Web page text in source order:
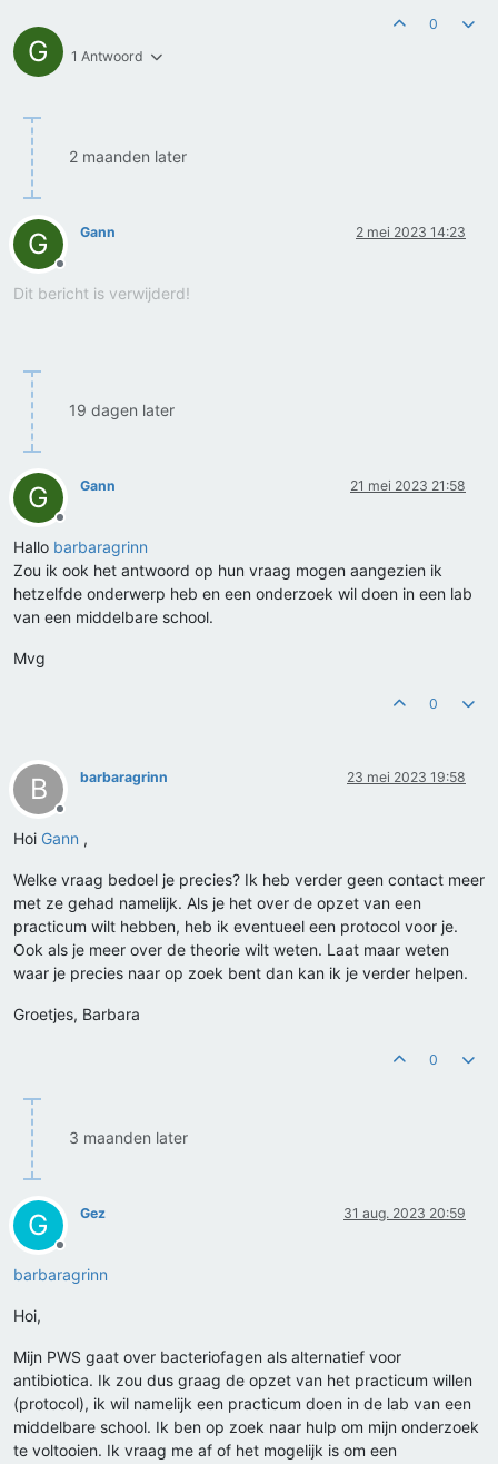
G 1 Antwoord
0
2 maanden later
G
Offline
Gann 2 mei 2023 14:23
Dit bericht is verwijderd!
19 dagen later
G
Offline
Gann 21 mei 2023 21:58
Hallo barbaragrinn
Zou ik ook het antwoord op hun vraag mogen aangezien ik
hetzelfde onderwerp heb en een onderzoek wil doen in een lab
van een middelbare school.
Mvg
0
B
Offline
barbaragrinn 23 mei 2023 19:58
Hoi Gann ,
Welke vraag bedoel je precies? Ik heb verder geen contact meer
met ze gehad namelijk. Als je het over de opzet van een
practicum wilt hebben, heb ik eventueel een protocol voor je.
Ook als je meer over de theorie wilt weten. Laat maar weten
waar je precies naar op zoek bent dan kan ik je verder helpen.
Groetjes, Barbara
0
3 maanden later
G
Offline
Gez 31 aug. 2023 20:59
barbaragrinn
Hoi,
Mijn PWS gaat over bacteriofagen als alternatief voor
antibiotica. Ik zou dus graag de opzet van het practicum willen
(protocol), ik wil namelijk een practicum doen in de lab van een
middelbare school. Ik ben op zoek naar hulp om mijn onderzoek
te voltooien. Ik vraag me af of het mogelijk is om een